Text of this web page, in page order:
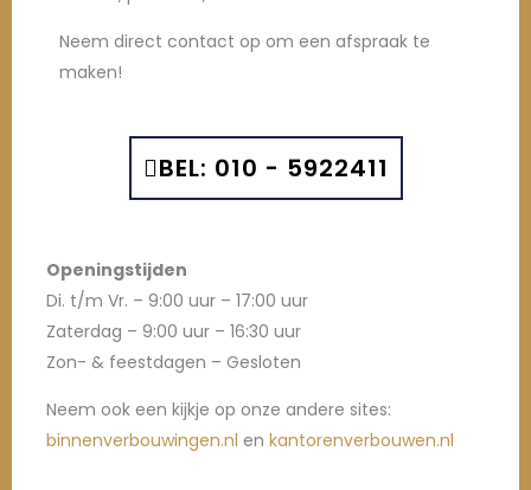
Neem direct contact op om een afspraak te
maken!
BEL: 010 - 5922411
Openingstijden
Di. t/m Vr. – 9:00 uur – 17:00 uur
Zaterdag – 9:00 uur – 16:30 uur
Zon- & feestdagen – Gesloten
Neem ook een kijkje op onze andere sites:
binnenverbouwingen.nl en kantorenverbouwen.nl